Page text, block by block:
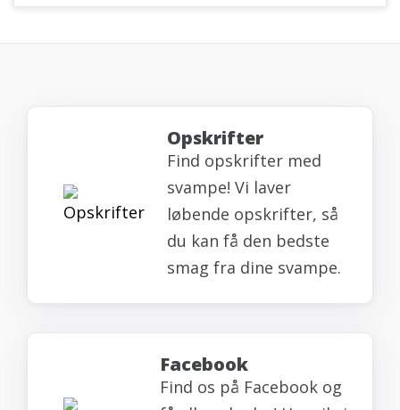
Opskrifter
Find opskrifter med
svampe! Vi laver
løbende opskrifter, så
du kan få den bedste
smag fra dine svampe.
Facebook
Find os på Facebook og